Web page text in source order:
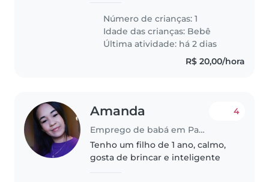
que goste de crianças e que se
sinta à vontade com animais.
Entre em contato para
agendarmos um encontro.
Número de crianças: 1
Idade das crianças: Bebê
Última atividade: há 2 dias
R$ 20,00/hora
Amanda
Emprego de babá em Paulista
4
Tenho um filho de 1 ano, calmo,
gosta de brincar e inteligente